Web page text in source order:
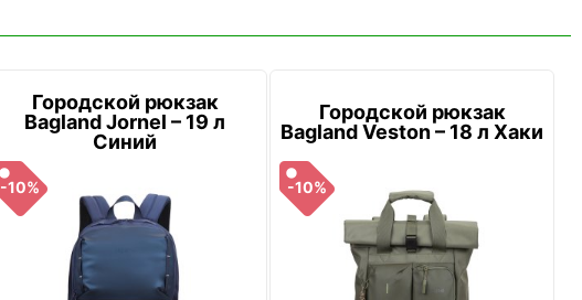
Городской рюкзак
Bagland Jornel – 19 л
Синий
-10%
Городской рюкзак
Bagland Veston – 18 л Хаки
-10%